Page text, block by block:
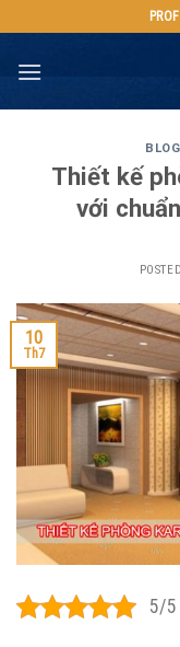
to
content
BLOG
Thiết kế
với
10
Th7
5/5